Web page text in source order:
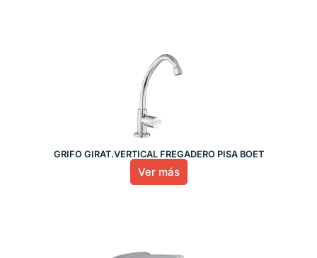
GRIFO GIRAT.VERTICAL FREGADERO PISA BOET
Ver más